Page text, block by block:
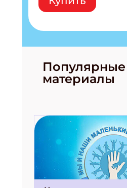
Популярные
материалы
подарок!
Укажите имя
Укажите Ваш Email